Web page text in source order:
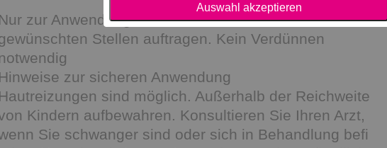
Auswahl akzeptieren
Nur zur Anwendung auf der Haut. Nach Bedarf auf die
Stellen auftragen. Kein Verdünnen
Hinweise zur sicheren Anwendung
Hautreizungen sind möglich. Außerhalb der Reichweite
Kindern aufbewahren. Konsultieren Sie Ihren Arzt,
Sie schwanger sind oder sich in Behandlung befi